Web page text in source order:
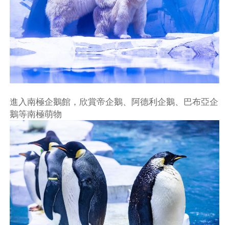
進入南極企鵝館，欣賞帝企鵝、阿德利企鵝、巴布亞企
鵝等南極萌物